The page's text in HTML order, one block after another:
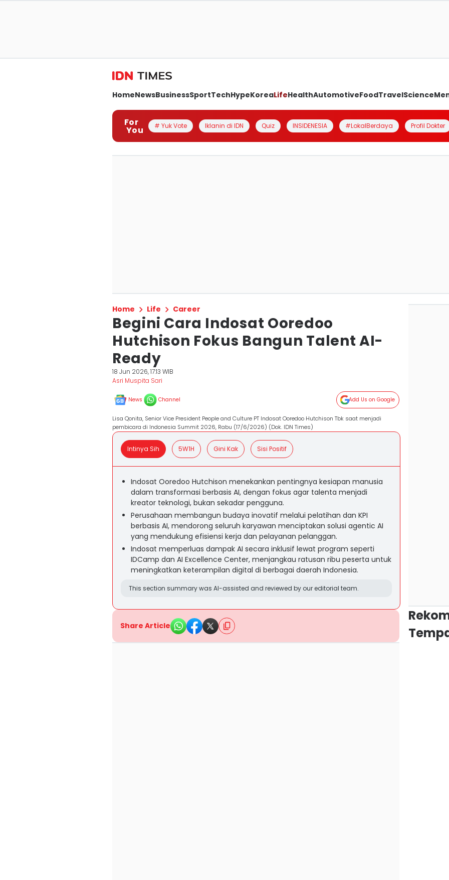
HomeNewsBusinessSportTechHypeKoreaLifeHealthAutomotiveFoodTravelScience
For
You # Yuk Vote Iklanin di IDN Quiz INSIDENESIA #LokalBerdaya Profil Dokter
Home Life Career
Begini Cara Indosat Ooredoo
Hutchison Fokus Bangun Talent AI-
Ready
18 Jun 2026, 17:13 WIB
Asri Muspita Sari
News Channel Add Us on Google
Lisa Qonita, Senior Vice President People and Culture PT Indosat Ooredoo Hutchison Tbk saat menjadi
pembicara di Indonesia Summit 2026, Rabu (17/6/2026) (Dok. IDN Times)
Intinya Sih 5W1H Gini Kak Sisi Positif
Indosat Ooredoo Hutchison menekankan pentingnya kesiapan manusia
dalam transformasi berbasis AI, dengan fokus agar talenta menjadi
kreator teknologi, bukan sekadar pengguna.
Perusahaan membangun budaya inovatif melalui pelatihan dan KPI
berbasis AI, mendorong seluruh karyawan menciptakan solusi agentic AI
yang mendukung efisiensi kerja dan pelayanan pelanggan.
Indosat memperluas dampak AI secara inklusif lewat program seperti
IDCamp dan AI Excellence Center, menjangkau ratusan ribu peserta untuk
meningkatkan keterampilan digital di berbagai daerah Indonesia.
This section summary was AI-assisted and reviewed by our editorial team.
Share Article